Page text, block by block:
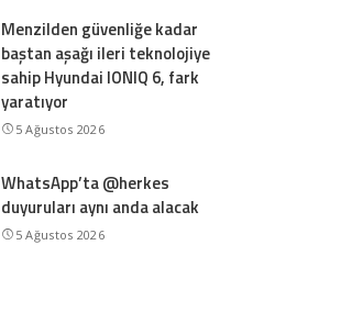
Menzilden güvenliğe kadar
baştan aşağı ileri teknolojiye
sahip Hyundai IONIQ 6, fark
yaratıyor
5 Ağustos 2026
WhatsApp’ta @herkes
duyuruları aynı anda alacak
5 Ağustos 2026